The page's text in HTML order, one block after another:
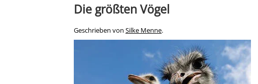
Die größten Vögel
Geschrieben von Silke Menne.